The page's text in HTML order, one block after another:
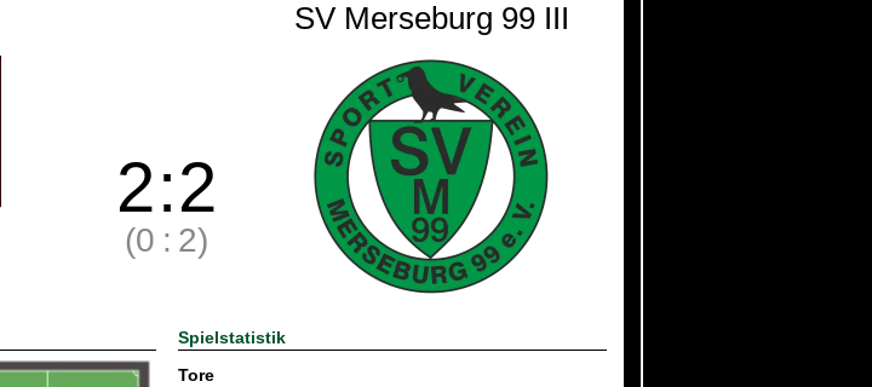
SV Merseburg 99 III
2:2
(0 : 2)
Spielstatistik
Tore